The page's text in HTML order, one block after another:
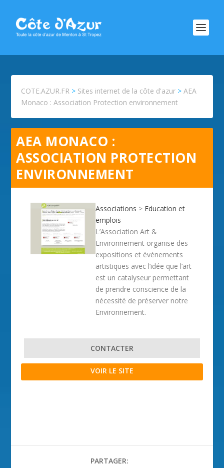
COTE.AZUR.FR > Sites internet de la côte d'azur >AEA
Monaco : Association Protection environnement
AEA MONACO :
ASSOCIATION PROTECTION
ENVIRONNEMENT
Associations > Education et
emplois
L’Association Art &
Environnement organise des
expositions et événements
artistiques avec l’idée que l’art
est un catalyseur permettant
de prendre conscience de la
nécessité de préserver notre
Environnement.
CONTACTER
VOIR LE SITE
PARTAGER: